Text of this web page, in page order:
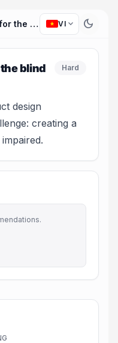
Design a photo app for the blind VIexpand_more dark_mode
blind Hard
design
creating a